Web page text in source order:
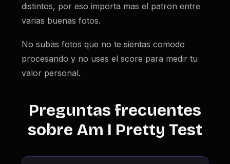
distintos, por eso importa mas el patron entre
varias buenas fotos.
No subas fotos que no te sientas comodo
procesando y no uses el score para medir tu
valor personal.
Preguntas frecuentes
sobre Am I Pretty Test